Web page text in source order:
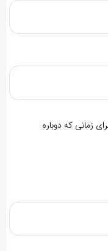
زمانی که دوباره